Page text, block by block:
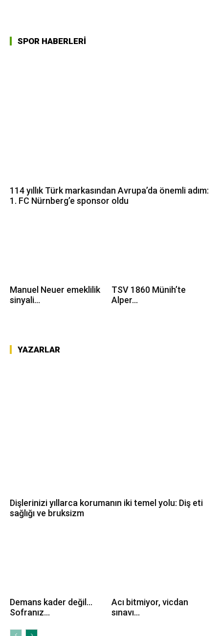
SPOR HABERLERİ
114 yıllık Türk markasından Avrupa’da önemli adım:
1. FC Nürnberg’e sponsor oldu
Manuel Neuer emeklilik
sinyali...
TSV 1860 Münih’te
Alper...
YAZARLAR
Dişlerinizi yıllarca korumanın iki temel yolu: Diş eti
sağlığı ve bruksizm
Demans kader değil…
Sofranız...
Acı bitmiyor, vicdan
sınavı...